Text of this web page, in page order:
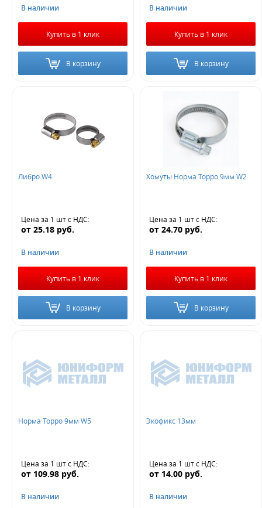
В наличии
Купить в 1 клик
В корзину
В наличии
Купить в 1 клик
В корзину
Либро W4
Цена за 1 штс НДС:
от 25.18 руб.
В наличии
Купить в 1 клик
В корзину
Хомуты Норма Торро 9мм W2
Цена за 1 штс НДС:
от 24.70 руб.
В наличии
Купить в 1 клик
В корзину
Норма Торро 9мм W5
Цена за 1 штс НДС:
от 109.98 руб.
В наличии
Экофикс 13мм
Цена за 1 штс НДС:
от 14.00 руб.
В наличии